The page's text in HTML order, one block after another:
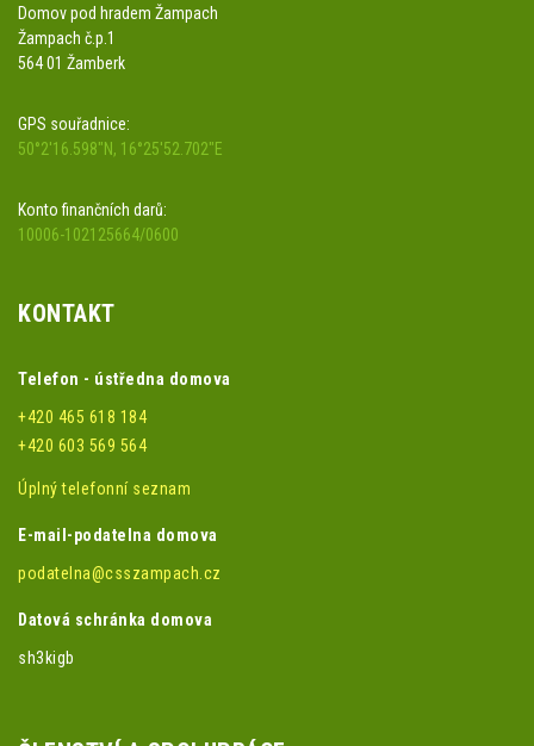
Domov pod hradem Žampach
Žampach č.p.1
564 01 Žamberk
GPS souřadnice:
50°2'16.598"N, 16°25'52.702"E
Konto finančních darů:
10006-102125664/0600
KONTAKT
Telefon - ústředna domova
+420 465 618 184
+420 603 569 564
Úplný telefonní seznam
E-mail-podatelna domova
podatelna@csszampach.cz
Datová schránka domova
sh3kigb